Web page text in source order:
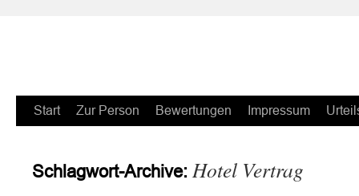
Zum
springen
Start Zur Person Bewertungen Impressum
Schlagwort-Archive: Hotel Vertrag